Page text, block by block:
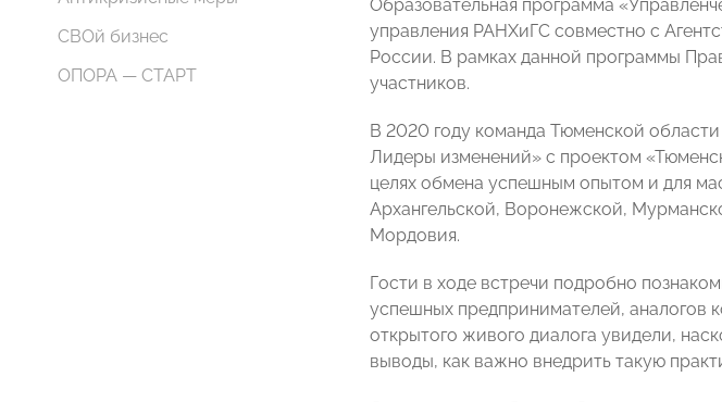
СВОй бизнес
ОПОРА — СТАРТ
Образовательная программа
управления РАНХиГС совместно с
России. В рамках данной программы
участников.
В 2020 году команда Тюменской
Лидеры изменений» с проектом
целях обмена успешным опытом и для
Архангельской, Воронежской,
Мордовия.
Гости в ходе встречи подробно
успешных предпринимателей, аналогов
открытого живого диалога увидели,
выводы, как важно внедрить такую